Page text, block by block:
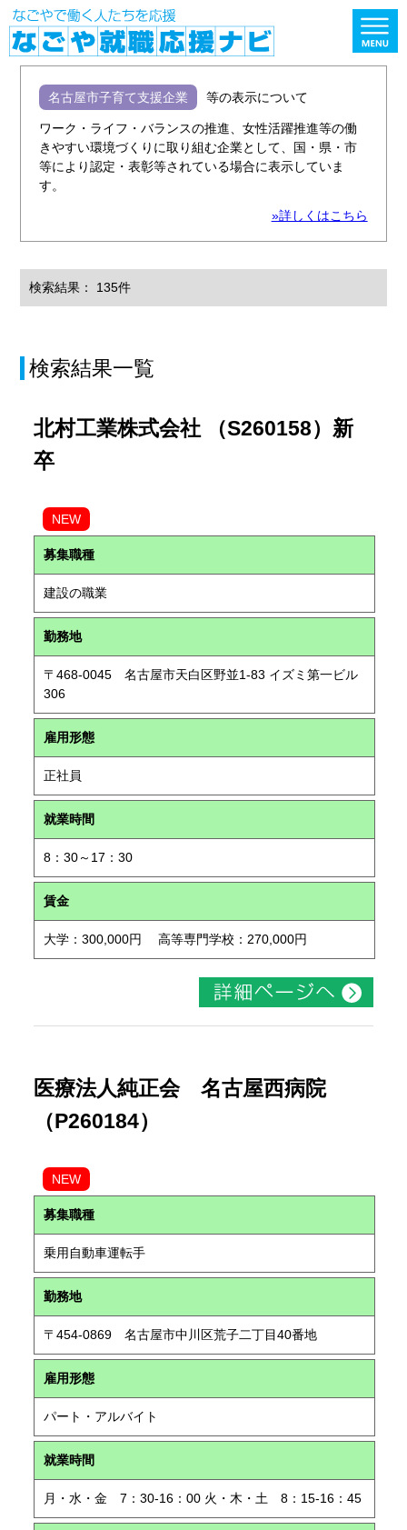
名古屋市子育て支援企業 等の表示について
ワーク・ライフ・バランスの推進、女性活躍推進等の働
きやすい環境づくりに取り組む企業として、国・県・市
等により認定・表彰等されている場合に表示していま
す。
»詳しくはこちら
検索結果： 135件
検索結果一覧
北村工業株式会社 （S260158）新
卒
NEW
募集職種
建設の職業
勤務地
〒468-0045 名古屋市天白区野並1-83 イズミ第一ビル
306
雇用形態
正社員
就業時間
8：30～17：30
賃金
大学：300,000円 高等専門学校：270,000円
医療法人純正会 名古屋西病院
（P260184）
NEW
募集職種
乗用自動車運転手
勤務地
〒454-0869 名古屋市中川区荒子二丁目40番地
雇用形態
パート・アルバイト
就業時間
月・水・金 7：30-16：00 火・木・土 8：15-16：45